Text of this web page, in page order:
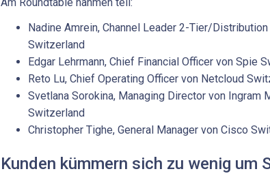
Nadine Amrein, Channel Leader 2-Tier/
Switzerland
Edgar Lehrmann, Chief Financial Officer von Spie
Reto Lu, Chief Operating Officer von Netcloud
Svetlana Sorokina, Managing Director von Ingram
Switzerland
Christopher Tighe, General Manager von Cisco
Kunden kümmern sich zu wenig um